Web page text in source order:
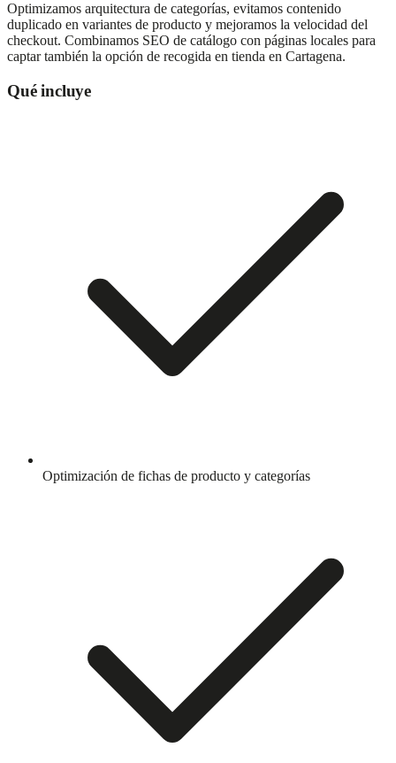
Optimizamos arquitectura de categorías, evitamos contenido
duplicado en variantes de producto y mejoramos la velocidad del
checkout. Combinamos SEO de catálogo con páginas locales para
captar también la opción de recogida en tienda en Cartagena.
Qué incluye
Optimización de fichas de producto y categorías